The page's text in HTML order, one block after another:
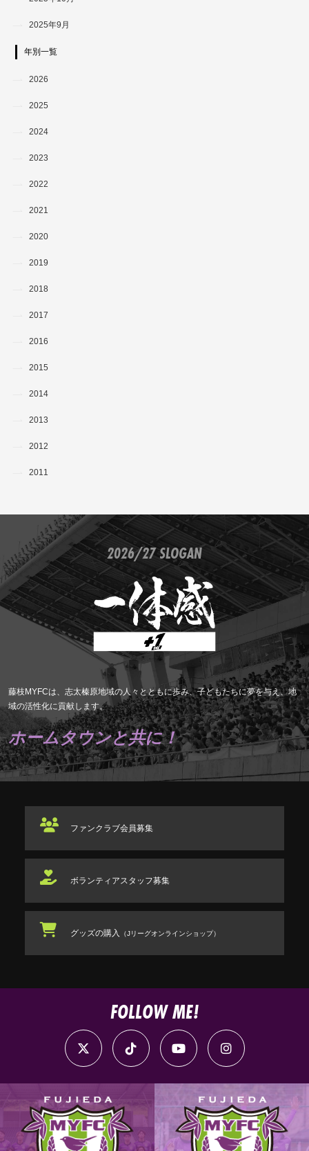
2025年9月
年別一覧
2026
2025
2024
2023
2022
2021
2020
2019
2018
2017
2016
2015
2014
2013
2012
2011
2026/27 SLOGAN
藤枝MYFCは、志太榛原地域の人々とともに歩み、子どもたちに夢を与え、地
域の活性化に貢献します。
ホームタウンと共に！
ファンクラブ会員募集
ボランティアスタッフ募集
グッズの購入 （Jリーグオンラインショップ）
FOLLOW ME!